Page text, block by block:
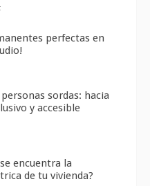
perfectas en
sordas: hacia
y accesible
encuentra la
de tu vivienda?